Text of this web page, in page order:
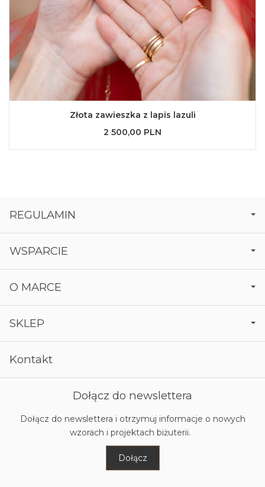
Złota zawieszka z lapis lazuli
2 500,00 PLN
REGULAMIN
WSPARCIE
O MARCE
SKLEP
Kontakt
Dołącz do newslettera
Dołącz do newslettera i otrzymuj informacje o nowych
wzorach i projektach biżuterii.
Dołącz